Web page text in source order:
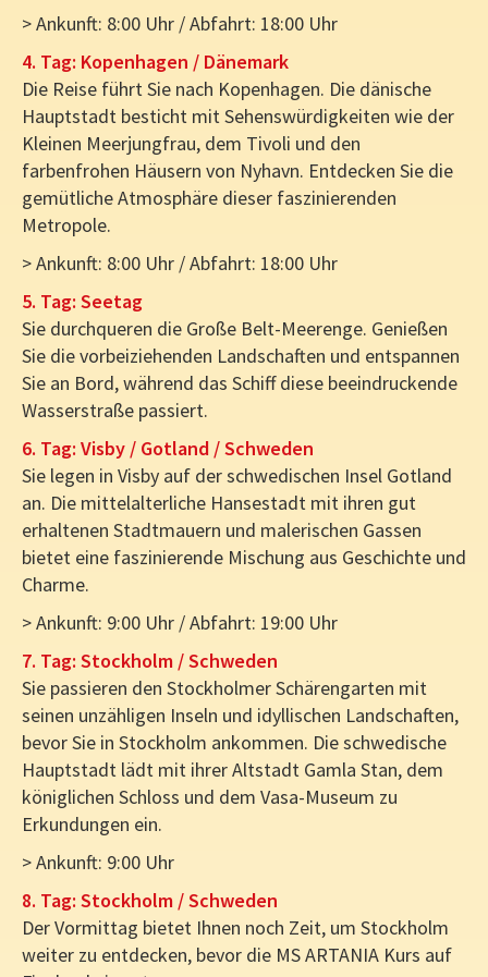
> Ankunft: 8:00 Uhr / Abfahrt: 18:00 Uhr
4. Tag: Kopenhagen / Dänemark
Die Reise führt Sie nach Kopenhagen. Die dänische
Hauptstadt besticht mit Sehenswürdigkeiten wie der
Kleinen Meerjungfrau, dem Tivoli und den
farbenfrohen Häusern von Nyhavn. Entdecken Sie die
gemütliche Atmosphäre dieser faszinierenden
Metropole.
> Ankunft: 8:00 Uhr / Abfahrt: 18:00 Uhr
5. Tag: Seetag
Sie durchqueren die Große Belt-Meerenge. Genießen
Sie die vorbeiziehenden Landschaften und entspannen
Sie an Bord, während das Schiff diese beeindruckende
Wasserstraße passiert.
6. Tag: Visby / Gotland / Schweden
Sie legen in Visby auf der schwedischen Insel Gotland
an. Die mittelalterliche Hansestadt mit ihren gut
erhaltenen Stadtmauern und malerischen Gassen
bietet eine faszinierende Mischung aus Geschichte und
Charme.
> Ankunft: 9:00 Uhr / Abfahrt: 19:00 Uhr
7. Tag: Stockholm / Schweden
Sie passieren den Stockholmer Schärengarten mit
seinen unzähligen Inseln und idyllischen Landschaften,
bevor Sie in Stockholm ankommen. Die schwedische
Hauptstadt lädt mit ihrer Altstadt Gamla Stan, dem
königlichen Schloss und dem Vasa-Museum zu
Erkundungen ein.
> Ankunft: 9:00 Uhr
8. Tag: Stockholm / Schweden
Der Vormittag bietet Ihnen noch Zeit, um Stockholm
weiter zu entdecken, bevor die MS ARTANIA Kurs auf